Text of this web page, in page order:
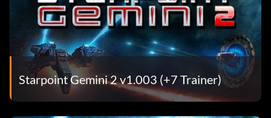
Starpoint Gemini 2 v1.003 (+7 Trainer)